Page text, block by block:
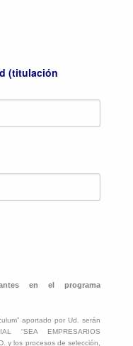
(titulación
en el programa
aportado por Ud. serán
“SEA EMPRESARIOS
y los procesos de selección,